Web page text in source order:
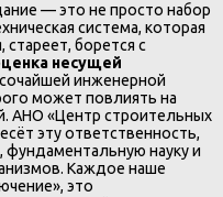
— это не просто набор
система, которая
борется с
несущей
инженерной
может повлиять на
АНО «Центр строительных
эту ответственность,
науку и
Каждое наше
это